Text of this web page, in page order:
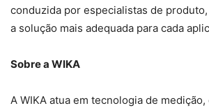
conduzida por especialistas de
a solução mais adequada para cada
Sobre a WIKA
A WIKA atua em tecnologia de